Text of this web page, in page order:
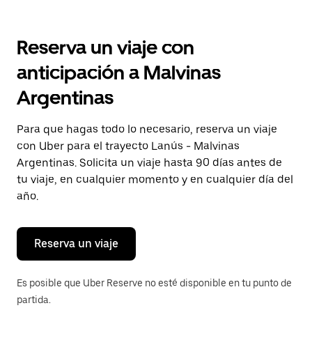
el
y
selecciona
una
fecha.
Presiona
la
tecla Esc
para
cerrar
el
calendario.
Reserva un viaje con
anticipación a Malvinas
Argentinas
Para que hagas todo lo necesario, reserva un viaje
con Uber para el trayecto Lanús - Malvinas
Argentinas. Solicita un viaje hasta 90 días antes de
tu viaje, en cualquier momento y en cualquier día del
año.
Reserva un viaje
Es posible que Uber Reserve no esté disponible en tu punto de
partida.